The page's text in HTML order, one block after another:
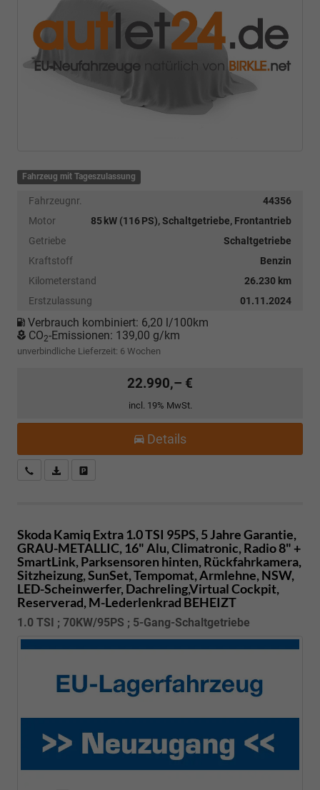
Fahrzeug mit Tageszulassung
Fahrzeugnr.
44356
Motor
85 kW (116 PS), Schaltgetriebe, Frontantrieb
Getriebe
Schaltgetriebe
Kraftstoff
Benzin
Kilometerstand
26.230 km
Erstzulassung
01.11.2024
Verbrauch kombiniert: 6,20 l/100km
CO2-Emissionen: 139,00 g/km
unverbindliche Lieferzeit: 6 Wochen
22.990,– €
incl. 19% MwSt.
Details
Kostenloser Rückruf-Service
PDF-Datei, Fahrzeugexposé drucken
Skoda Kamiq Extra 1.0 TSI 95PS, 5 Jahre Garantie,
GRAU-METALLIC, 16" Alu, Climatronic, Radio 8" +
SmartLink, Parksensoren hinten, Rückfahrkamera,
Sitzheizung, SunSet, Tempomat, Armlehne, NSW,
LED-Scheinwerfer, Dachreling,Virtual Cockpit,
Reserverad, M-Lederlenkrad BEHEIZT
1.0 TSI ; 70KW/95PS ; 5-Gang-Schaltgetriebe